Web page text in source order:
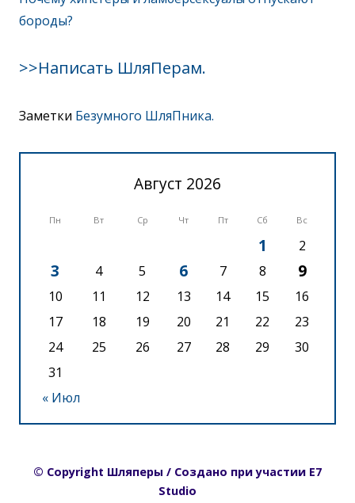
бороды?
>>Написать ШляПерам.
Заметки Безумного ШляПника.
Август 2026
Пн Вт Ср Чт Пт Сб Вс
« Июл
1 2
3 4 5 6 7 8 9
10 11 12 13 14 15
16
17
18 19 20 21 22
23
24
25 26 27 28 29
30
31
© Copyright Шляперы / Создано при участии E7
Studio